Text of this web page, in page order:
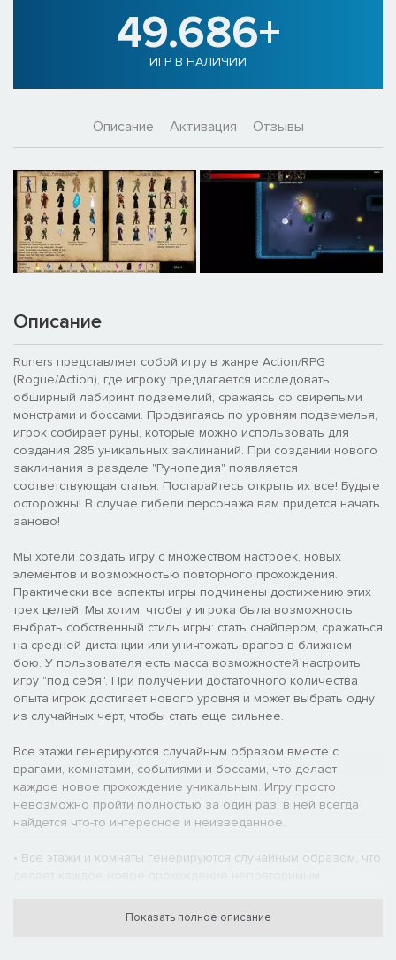
49.686+
ИГР В НАЛИЧИИ
Описание Активация Отзывы
Описание
Runers представляет собой игру в жанре Action/RPG
(Rogue/Action), где игроку предлагается исследовать
обширный лабиринт подземелий, сражаясь со свирепыми
монстрами и боссами. Продвигаясь по уровням подземелья,
игрок собирает руны, которые можно использовать для
создания 285 уникальных заклинаний. При создании нового
заклинания в разделе "Рунопедия" появляется
соответствующая статья. Постарайтесь открыть их все! Будьте
осторожны! В случае гибели персонажа вам придется начать
заново!
Мы хотели создать игру с множеством настроек, новых
элементов и возможностью повторного прохождения.
Практически все аспекты игры подчинены достижению этих
трех целей. Мы хотим, чтобы у игрока была возможность
выбрать собственный стиль игры: стать снайпером, сражаться
на средней дистанции или уничтожать врагов в ближнем
бою. У пользователя есть масса возможностей настроить
игру "под себя". При получении достаточного количества
опыта игрок достигает нового уровня и может выбрать одну
из случайных черт, чтобы стать еще сильнее.
Все этажи генерируются случайным образом вместе с
врагами, комнатами, событиями и боссами, что делает
каждое новое прохождение уникальным. Игру просто
невозможно пройти полностью за один раз: в ней всегда
найдется что-то интересное и неизведанное.
• Все этажи и комнаты генерируются случайным образом, что
• 20 рас и классов персонажей на любой вкус.
Показать полное описание